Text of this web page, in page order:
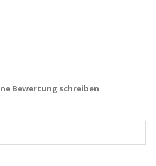
Bewertung schreiben